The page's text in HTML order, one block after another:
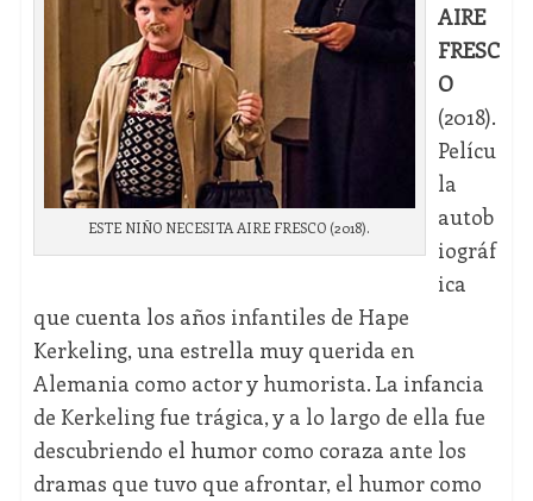
ESTE NIÑO NECESITA AIRE FRESCO (2018).
AIRE
FRESC
O
(2018).
Pelícu
la
autob
iográf
ica
que cuenta los años infantiles de Hape
Kerkeling, una estrella muy querida en
Alemania como actor y humorista. La infancia
de Kerkeling fue trágica, y a lo largo de ella fue
descubriendo el humor como coraza ante los
dramas que tuvo que afrontar, el humor como